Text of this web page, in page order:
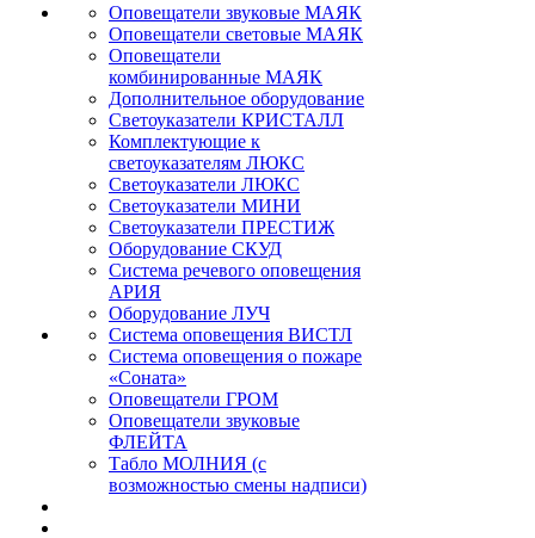
Оповещатели звуковые МАЯК
Оповещатели световые МАЯК
Оповещатели
комбинированные МАЯК
Дополнительное оборудование
Светоуказатели КРИСТАЛЛ
Комплектующие к
светоуказателям ЛЮКС
Светоуказатели ЛЮКС
Светоуказатели МИНИ
Светоуказатели ПРЕСТИЖ
Оборудование СКУД
Система речевого оповещения
АРИЯ
Оборудование ЛУЧ
Система оповещения ВИСТЛ
Система оповещения о пожаре
«Соната»
Оповещатели ГРОМ
Оповещатели звуковые
ФЛЕЙТА
Табло МОЛНИЯ (с
возможностью смены надписи)